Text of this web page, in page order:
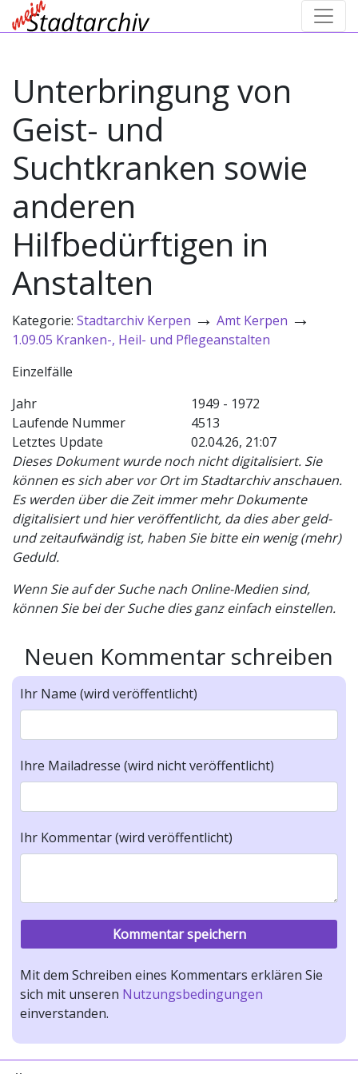
Unterbringung von
Geist- und
Suchtkranken sowie
anderen
Hilfbedürftigen in
Anstalten
Kategorie: Stadtarchiv Kerpen → Amt Kerpen →
1.09.05 Kranken-, Heil- und Pflegeanstalten
Einzelfälle
Jahr
1949 - 1972
Laufende Nummer
4513
Letztes Update
02.04.26, 21:07
Dieses Dokument wurde noch nicht digitalisiert. Sie
können es sich aber vor Ort im Stadtarchiv anschauen.
Es werden über die Zeit immer mehr Dokumente
digitalisiert und hier veröffentlicht, da dies aber geld-
und zeitaufwändig ist, haben Sie bitte ein wenig (mehr)
Geduld.
Wenn Sie auf der Suche nach Online-Medien sind,
können Sie bei der Suche dies ganz einfach einstellen.
Neuen Kommentar schreiben
Ihr Name (wird veröffentlicht)
Ihre Mailadresse (wird nicht veröffentlicht)
Ihr Kommentar (wird veröffentlicht)
Mit dem Schreiben eines Kommentars erklären Sie
sich mit unseren Nutzungsbedingungen
einverstanden.